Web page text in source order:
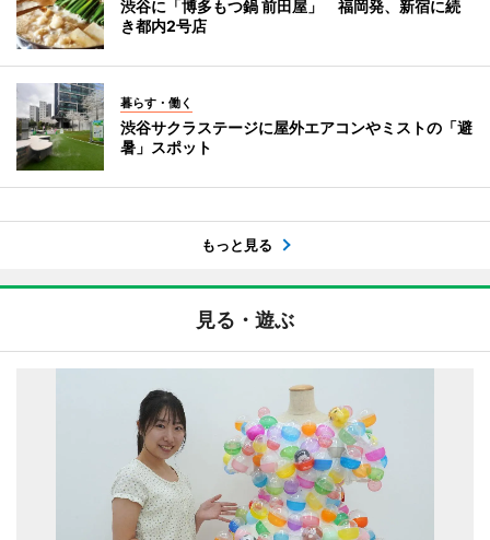
渋谷に「博多もつ鍋 前田屋」 福岡発、新宿に続
き都内2号店
暮らす・働く
渋谷サクラステージに屋外エアコンやミストの「避
暑」スポット
もっと見る
見る・遊ぶ